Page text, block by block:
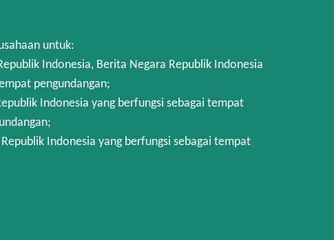
untuk:
Indonesia, Berita Negara Republik Indonesia
pengundangan;
Indonesia yang berfungsi sebagai tempat
Indonesia yang berfungsi sebagai tempat